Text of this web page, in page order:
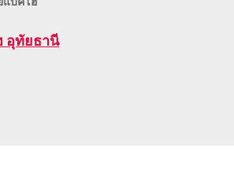
อุทัยธานี